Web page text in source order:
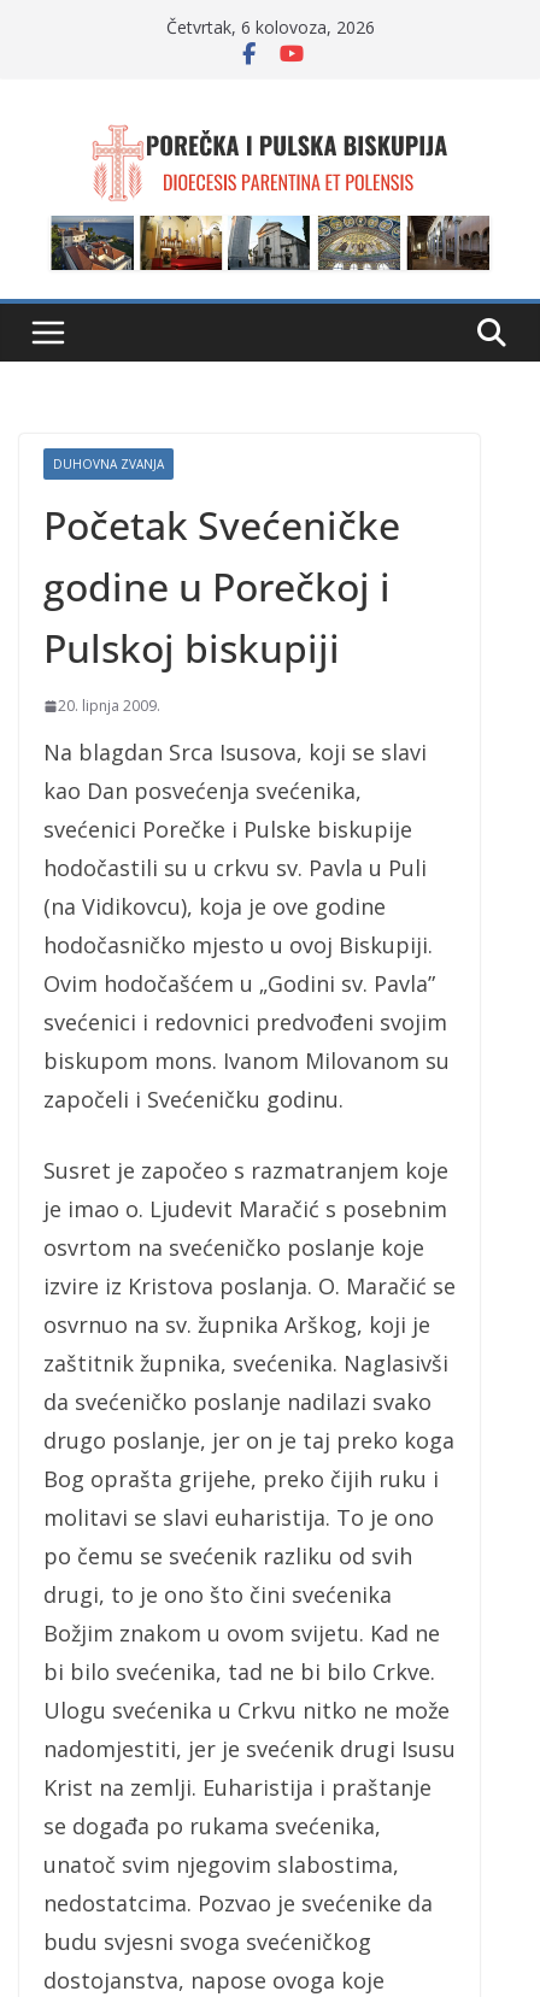
Četvrtak, 6 kolovoza, 2026
DUHOVNA ZVANJA
Početak Svećeničke
godine u Porečkoj i
Pulskoj biskupiji
20. lipnja 2009.
Na blagdan Srca Isusova, koji se slavi
kao Dan posvećenja svećenika,
svećenici Porečke i Pulske biskupije
hodočastili su u crkvu sv. Pavla u Puli
(na Vidikovcu), koja je ove godine
hodočasničko mjesto u ovoj Biskupiji.
Ovim hodočašćem u „Godini sv. Pavla”
svećenici i redovnici predvođeni svojim
biskupom mons. Ivanom Milovanom su
započeli i Svećeničku godinu.
Susret je započeo s razmatranjem koje
je imao o. Ljudevit Maračić s posebnim
osvrtom na svećeničko poslanje koje
izvire iz Kristova poslanja. O. Maračić se
osvrnuo na sv. župnika Arškog, koji je
zaštitnik župnika, svećenika. Naglasivši
da svećeničko poslanje nadilazi svako
drugo poslanje, jer on je taj preko koga
Bog oprašta grijehe, preko čijih ruku i
molitavi se slavi euharistija. To je ono
po čemu se svećenik razliku od svih
drugi, to je ono što čini svećenika
Božjim znakom u ovom svijetu. Kad ne
bi bilo svećenika, tad ne bi bilo Crkve.
Ulogu svećenika u Crkvu nitko ne može
nadomjestiti, jer je svećenik drugi Isusu
Krist na zemlji. Euharistija i praštanje
se događa po rukama svećenika,
unatoč svim njegovim slabostima,
nedostatcima. Pozvao je svećenike da
budu svjesni svoga svećeničkog
dostojanstva, napose ovoga koje